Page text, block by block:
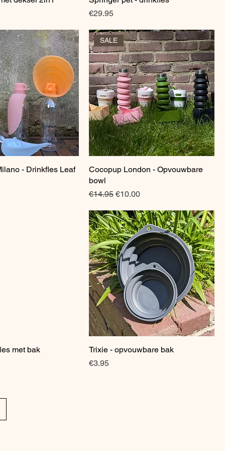
Price
€29.95
View
- Drinkfles Leaf
Quick View
SALE
Cocopup London - Opvouwbare
bowl
Regular Price
€14.95 Sale Price
€10.00
View
met bak
Quick View
Trixie - opvouwbare bak
Price
€3.95